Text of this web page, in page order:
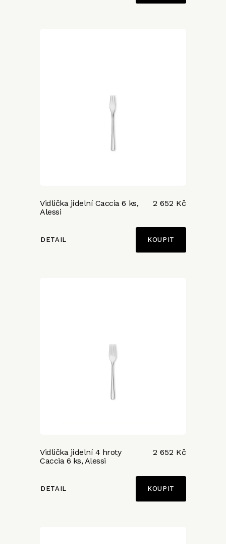
Vidlička jídelní Caccia 6 ks,
Alessi
2 652 Kč
DETAIL
Vidlička jídelní 4 hroty
Caccia 6 ks, Alessi
2 652 Kč
DETAIL